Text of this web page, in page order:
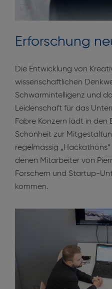
Erforschung
Die Entwicklung von
wissenschaftlichen
Schwarmintelligenz und
Leidenschaft für das
Fabre Konzern lädt in den
Schönheit zur
regelmässig
denen Mitarbeiter von
Forschern und Startup-
kommen.